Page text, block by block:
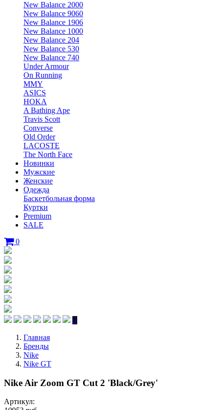
New Balance 2000
New Balance 9060
New Balance 1906
New Balance 1000
New Balance 204
New Balance 530
New Balance 740
Under Armour
On Running
MMY
ASICS
HOKA
A Bathing Ape
Travis Scott
Converse
Old Order
LACOSTE
The North Face
Новинки
Мужские
Женские
Одежда
Баскетбольная форма
Куртки
Premium
SALE
0
Главная
Бренды
Nike
Nike GT
Nike Air Zoom GT Cut 2 'Black/Grey'
Артикул: